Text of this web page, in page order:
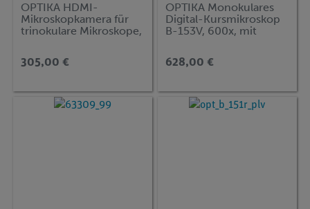
OPTIKA HDMI-
Mikroskopkamera für
trinokulare Mikroskope,
305,00 €
OPTIKA Monokulares
Digital-Kursmikroskop
B-153V, 600x, mit
Monitor
628,00 €